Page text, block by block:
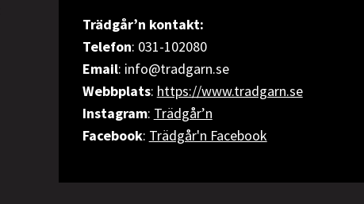
Trädgår’n kontakt:
Telefon: 031-102080
Email: info@tradgarn.se
Webbplats: https://www.tradgarn.se
Instagram: Trädgår’n
Facebook: Trädgår'n Facebook